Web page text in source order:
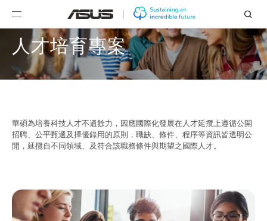
員工多元成長
員工多元成長 人才培育專案 個人績效管理
人才培育專案
華碩為培養科技人才不遺餘力，因應國際化發展在人才延攬上遵循公開
招聘、公平甄選及擇優錄用的原則，職缺、條件、程序等資訊皆透明公
開，延攬自不同領域、及符合該職務條件與期望之國際人才。